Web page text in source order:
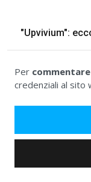
"Upvivium":
Per commentare
credenziali al sito